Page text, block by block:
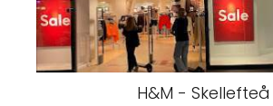
H&M - Skellefteå